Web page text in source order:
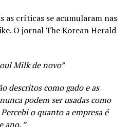
as críticas se acumularam nas
O jornal The Korean Herald
Milk de novo”
descritos como gado e as
podem ser usadas como
o quanto a empresa é
ano. ”